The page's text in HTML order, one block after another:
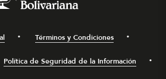
Términos y Condiciones
Política de Seguridad de la Información